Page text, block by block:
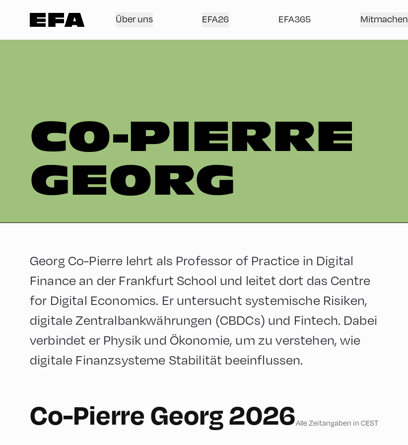
Über uns EFA26 EFA365 Mitmachen
CO-PIERRE
GEORG
Georg Co-Pierre lehrt als Professor of Practice in Digital
Finance an der Frankfurt School und leitet dort das Centre
for Digital Economics. Er untersucht systemische Risiken,
digitale Zentralbankwährungen (CBDCs) und Fintech. Dabei
verbindet er Physik und Ökonomie, um zu verstehen, wie
digitale Finanzsysteme Stabilität beeinflussen.
Co-Pierre Georg 2026Alle Zeitangaben in CEST